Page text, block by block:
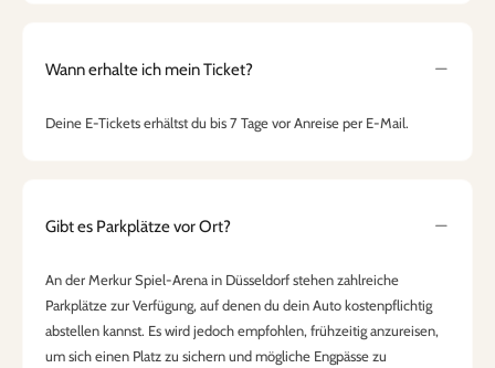
Wann erhalte ich mein Ticket?
Deine E-Tickets erhältst du bis 7 Tage vor Anreise per E-Mail.
Gibt es Parkplätze vor Ort?
An der Merkur Spiel-Arena in Düsseldorf stehen zahlreiche
Parkplätze zur Verfügung, auf denen du dein Auto kostenpflichtig
abstellen kannst. Es wird jedoch empfohlen, frühzeitig anzureisen,
um sich einen Platz zu sichern und mögliche Engpässe zu